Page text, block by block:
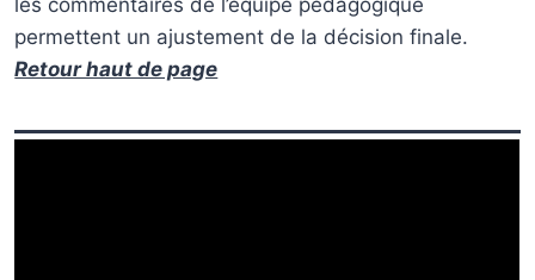
les commentaires de l’équipe pédagogique
permettent un ajustement de la décision finale.
Retour haut de page